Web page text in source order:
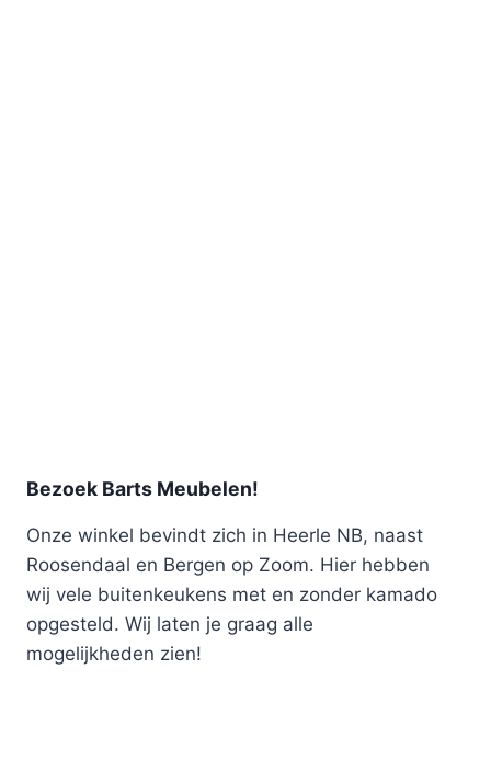
Bezoek Barts Meubelen!
Onze winkel bevindt zich in Heerle NB, naast
Roosendaal en Bergen op Zoom. Hier hebben
wij vele buitenkeukens met en zonder kamado
opgesteld. Wij laten je graag alle
mogelijkheden zien!